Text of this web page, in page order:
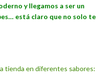
y llegamos a ser un
está claro que no solo te
tienda en diferentes sabores: